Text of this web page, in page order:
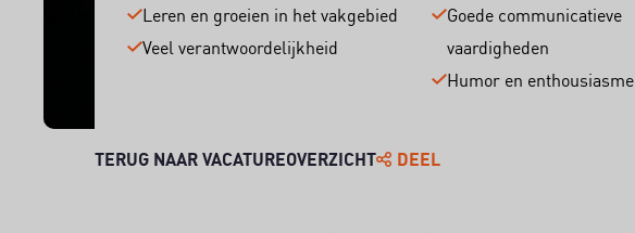
Leren en groeien in het vakgebied
Veel verantwoordelijkheid
Goede communicatieve
vaardigheden
Humor en enthousiasme
TERUG NAAR VACATUREOVERZICHT DEEL